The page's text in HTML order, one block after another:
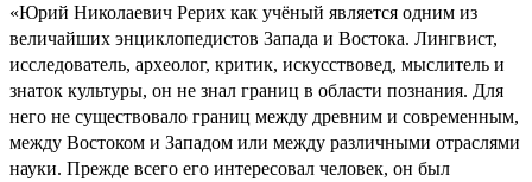
«Юрий Николаевич Рерих как учёный является одним из
величайших энциклопедистов Запада и Востока. Лингвист,
исследователь, археолог, критик, искусствовед, мыслитель и
знаток культуры, он не знал границ в области познания. Для
него не существовало границ между древним и современным,
между Востоком и Западом или между различными отраслями
науки. Прежде всего его интересовал человек, он был